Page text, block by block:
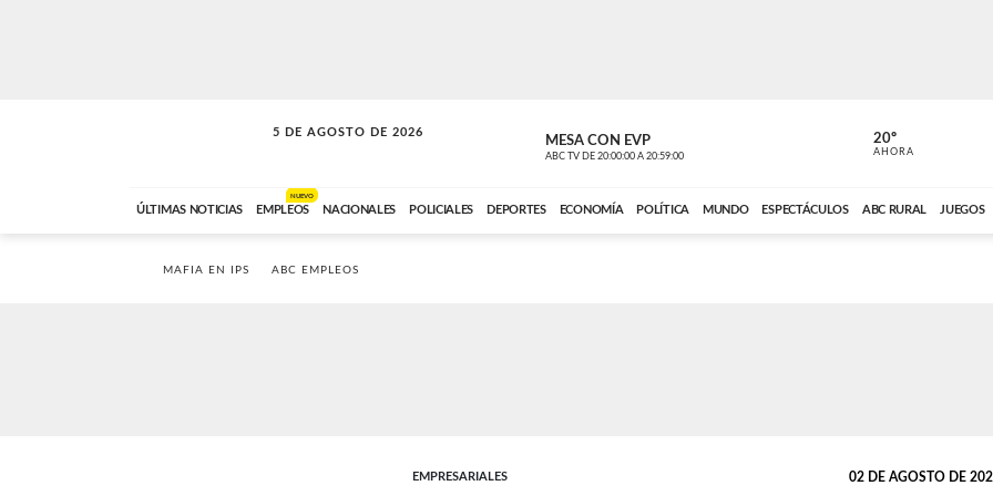
5 DE AGOSTO DE 2026
SOLO MÚSICA MESA CON EVP
ABC TV DE 20:00:00 A 20:59:00 ABC CARDINAL
20º
AHORA
ÚLTIMAS NOTICIAS EMPLEOS
NUEVO
NACIONALES POLICIALES DEPORTES ECONOMÍA POLÍTICA MUNDO ESPECTÁCULOS ABC RURAL JUEGOS
MAFIA EN IPS ABC EMPLEOS
EMPRESARIALES 02 DE AGOSTO DE